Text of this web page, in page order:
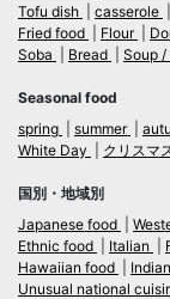
Tofu dish
casserole
Fried food
Flour
Soba
Bread Soup /
Seasonal food
spring
summer
White Day
クリスマ
国別・地域別
Japanese food
Ethnic food
Italian
Hawaiian food
Unusual national